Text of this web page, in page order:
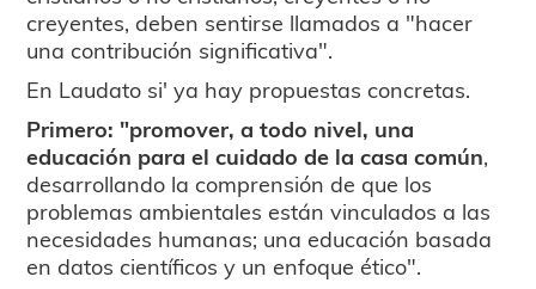
creyentes, deben sentirse llamados a "hacer
una contribución significativa".
En Laudato si' ya hay propuestas concretas.
Primero: "promover, a todo nivel, una
educación para el cuidado de la casa común,
desarrollando la comprensión de que los
problemas ambientales están vinculados a las
necesidades humanas; una educación basada
en datos científicos y un enfoque ético".